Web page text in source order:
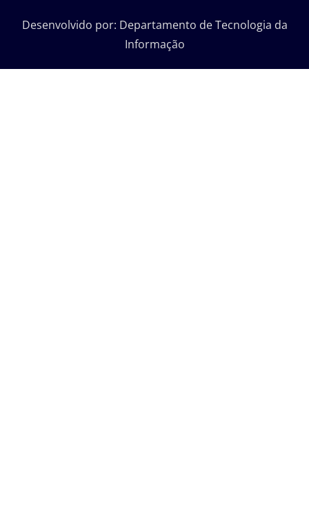
Desenvolvido por: Departamento de Tecnologia da
Informação